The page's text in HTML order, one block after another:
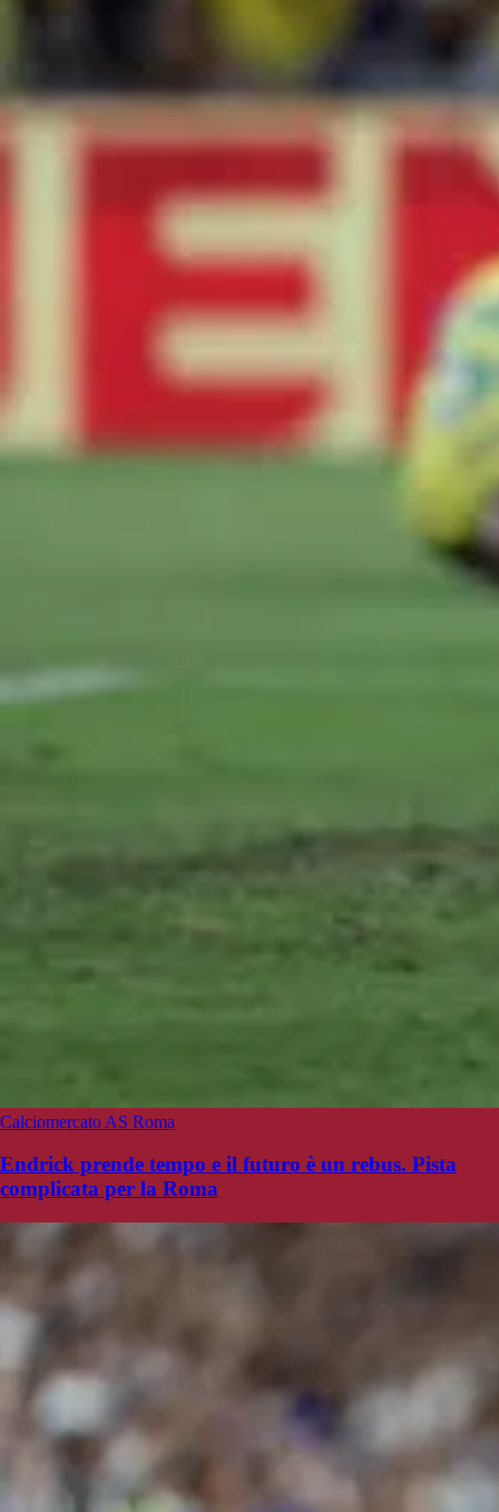
Calciomercato AS Roma
Endrick prende tempo e il futuro è un rebus. Pista
complicata per la Roma